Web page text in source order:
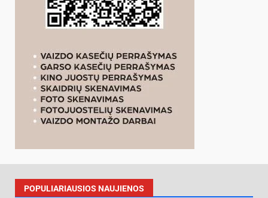
POPULIARIAUSIOS NAUJIENOS